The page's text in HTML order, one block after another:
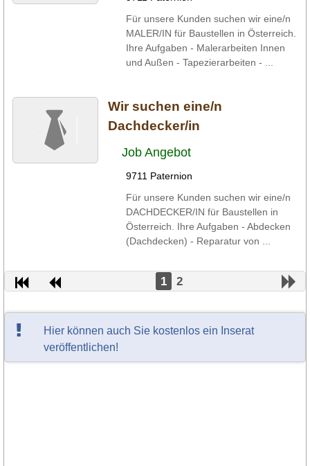
Für unsere Kunden suchen wir eine/n
MALER/IN für Baustellen in Österreich.
Ihre Aufgaben - Malerarbeiten Innen
und Außen - Tapezierarbeiten - ...
Wir suchen eine/n
Dachdecker/in
Job Angebot
9711 Paternion
Für unsere Kunden suchen wir eine/n
DACHDECKER/IN für Baustellen in
Österreich. Ihre Aufgaben - Abdecken
(Dachdecken) - Reparatur von ...
1 2
Hier können auch Sie kostenlos ein Inserat
veröffentlichen!